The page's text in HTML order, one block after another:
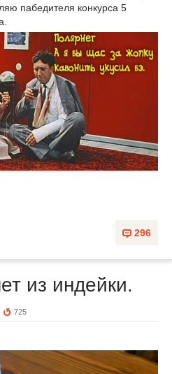
пабедителя конкурса 5
296
из индейки.
725